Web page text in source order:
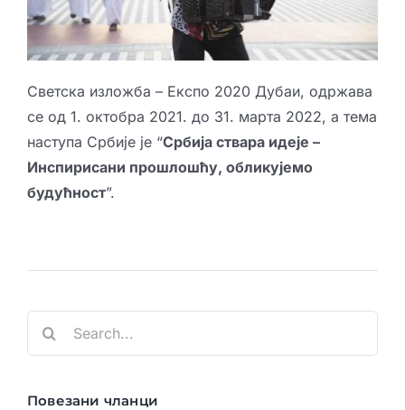
Светска изложба – Експо 2020 Дубаи, одржава
се од 1. октобра 2021. до 31. марта 2022, а тема
наступа Србије је “Србија ствара идеје –
Инспирисани прошлошћу, обликујемо
будућност”.
Повезани чланци